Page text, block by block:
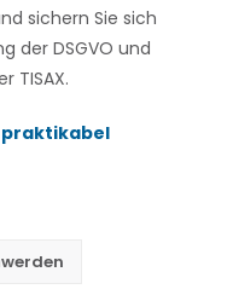
sichern Sie sich
der DSGVO und
TISAX.